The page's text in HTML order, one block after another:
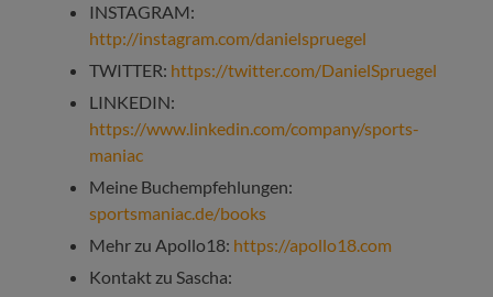
INSTAGRAM:
http://instagram.com/danielspruegel
TWITTER: https://twitter.com/DanielSpruegel
LINKEDIN:
https://www.linkedin.com/company/sports-
maniac
Meine Buchempfehlungen:
sportsmaniac.de/books
Mehr zu Apollo18: https://apollo18.com
Kontakt zu Sascha: